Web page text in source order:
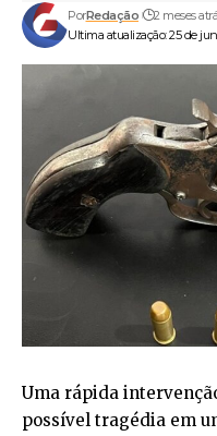
Ultima atualização: 25 de
PorRedação 2 meses
Uma rápida
possível tragédia em